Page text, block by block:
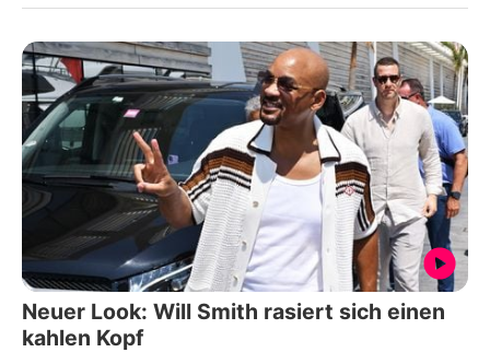
Neuer Look: Will Smith rasiert sich einen
kahlen Kopf